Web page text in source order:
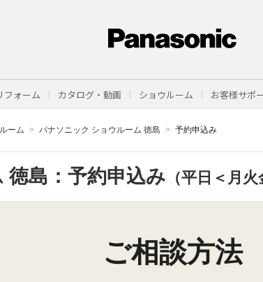
フォーム カタログ・動画 ショウルーム お客様サポ
ーム パナソニック ショウルーム 徳島 予約申込み
徳島：予約申込み （平日＜月
ご相談方法